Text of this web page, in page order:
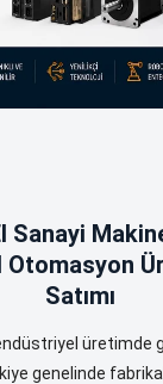
Sanayi
Satımı
üretimde
genelinde